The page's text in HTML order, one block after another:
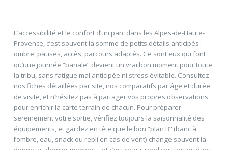
L’accessibilité et le confort d’un parc dans les Alpes-de-Haute-
Provence, c’est souvent la somme de petits détails anticipés :
ombre, pauses, accès, parcours adaptés. Ce sont eux qui font
qu’une journée “banale” devient un vrai bon moment pour toute
la tribu, sans fatigue mal anticipée ni stress évitable. Consultez
nos fiches détaillées par site, nos comparatifs par âge et durée
de visite, et n’hésitez pas à partager vos propres observations
pour enrichir la carte terrain de chacun. Pour préparer
sereinement votre sortie, vérifiez toujours la saisonnalité des
équipements, et gardez en tête que le bon “plan B” (banc à
l’ombre, eau, snack ou repli en cas de vent) change souvent la